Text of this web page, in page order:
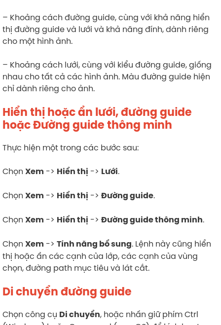
– Khoảng cách đường guide, cùng với khả năng hiển
thị đường guide và lưới và khả năng đính, dành riêng
cho một hình ảnh.
– Khoảng cách lưới, cùng với kiểu đường guide, giống
nhau cho tất cả các hình ảnh. Màu đường guide hiện
chỉ dành riêng cho ảnh.
Hiển thị hoặc ẩn lưới, đường guide
hoặc Đường guide thông minh
Thực hiện một trong các bước sau:
Chọn Xem -> Hiển thị -> Lưới.
Chọn Xem -> Hiển thị -> Đường guide.
Chọn Xem -> Hiển thị -> Đường guide thông minh.
Chọn Xem -> Tính năng bổ sung. Lệnh này cũng hiển
thị hoặc ẩn các cạnh của lớp, các cạnh của vùng
chọn, đường path mục tiêu và lát cắt.
Di chuyển đường guide
Chọn công cụ Di chuyển, hoặc nhấn giữ phím Ctrl